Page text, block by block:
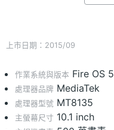
上市日期：2015/09
作業系統與版本 Fire OS 5
處理器品牌 MediaTek
處理器型號 MT8135
主螢幕尺寸 10.1 inch